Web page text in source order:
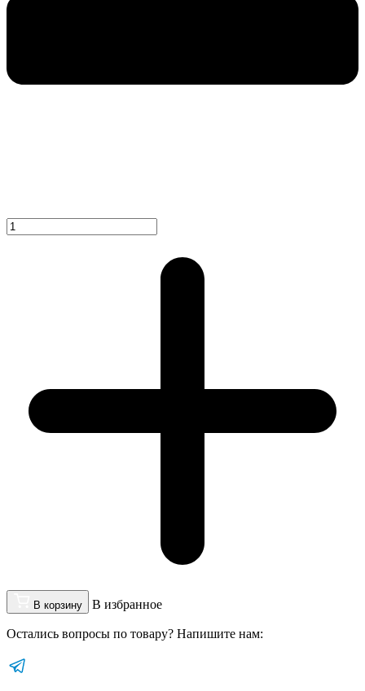
В корзину В избранное
Остались вопросы по товару? Напишите нам: